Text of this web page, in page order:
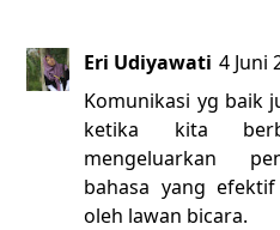
Eri Udiyawati 4 Juni
Komunikasi yg baik
ketika kita
mengeluarkan
bahasa yang
oleh lawan bicara.